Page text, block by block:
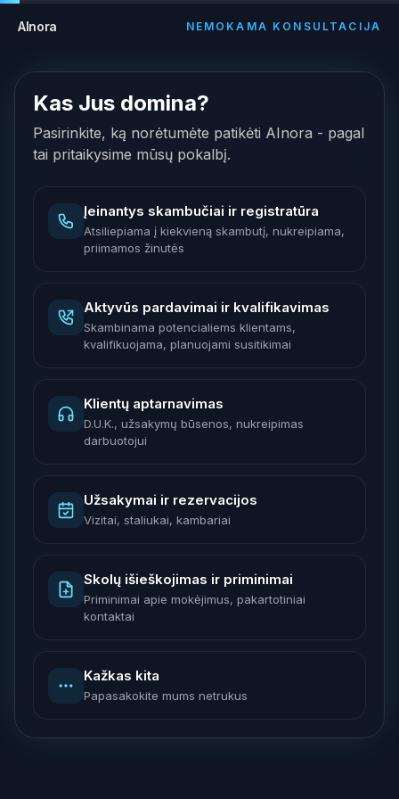
AInora NEMOKAMA KONSULTACIJA
Kas Jus domina?
Pasirinkite, ką norėtumėte patikėti AInora - pagal
tai pritaikysime mūsų pokalbį.
Įeinantys skambučiai ir registratūra
Atsiliepiama į kiekvieną skambutį, nukreipiama,
priimamos žinutės
Aktyvūs pardavimai ir kvalifikavimas
Skambinama potencialiems klientams,
kvalifikuojama, planuojami susitikimai
Klientų aptarnavimas
D.U.K., užsakymų būsenos, nukreipimas
darbuotojui
Užsakymai ir rezervacijos
Vizitai, staliukai, kambariai
Skolų išieškojimas ir priminimai
Priminimai apie mokėjimus, pakartotiniai
kontaktai
Kažkas kita
Papasakokite mums netrukus